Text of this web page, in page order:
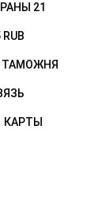
21
ТАМОЖНЯ
КАРТЫ